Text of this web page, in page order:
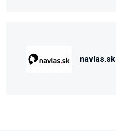
navlas.sk